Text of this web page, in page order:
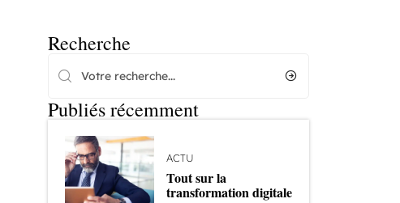
Recherche
Publiés récemment
ACTU
Tout sur la
transformation digitale